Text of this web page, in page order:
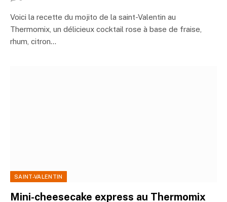
Voici la recette du mojito de la saint-Valentin au
Thermomix, un délicieux cocktail rose à base de fraise,
rhum, citron…
SAINT-VALENTIN
Mini-cheesecake express au Thermomix